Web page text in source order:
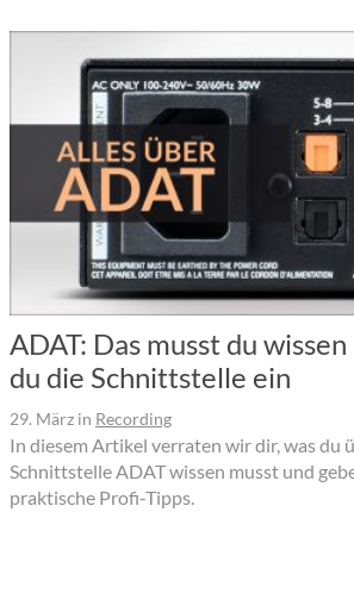
ADAT: Das musst du
du die Schnittstelle ein
29. März in Recording
In diesem Artikel verraten wir dir, was du
Schnittstelle ADAT wissen musst und
praktische Profi-Tipps.